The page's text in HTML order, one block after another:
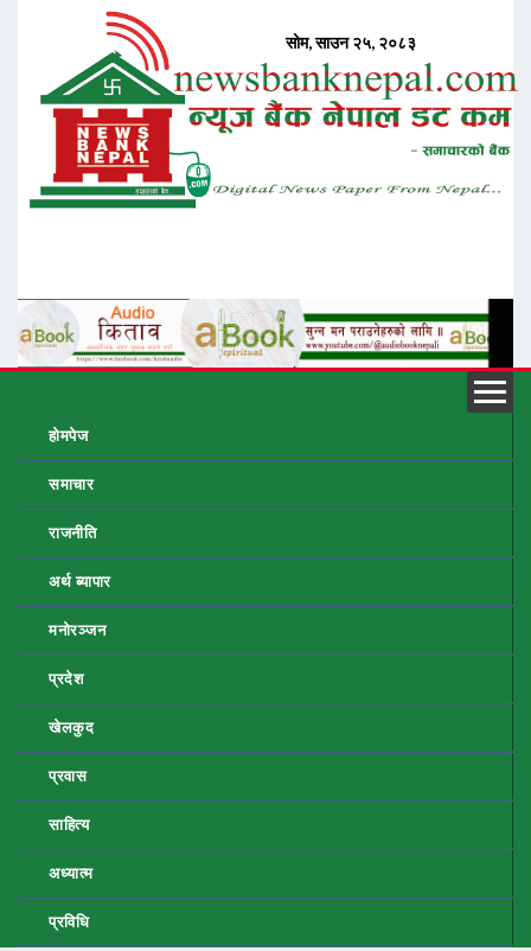
होमपेज
समाचार
राजनीति
अर्थ ब्यापार
मनोरञ्जन
प्रदेश
खेलकुद
प्रवास
साहित्य
अध्यात्म
प्रविधि